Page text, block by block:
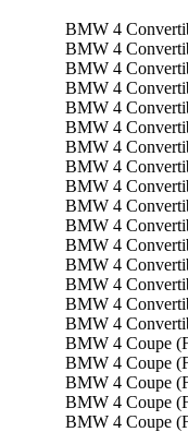
BMW 4
BMW 4
BMW 4
BMW 4
BMW 4
BMW 4
BMW 4
BMW 4
BMW 4
BMW 4
BMW 4
BMW 4
BMW 4
BMW 4
BMW 4
BMW 4
BMW 4 Coupe
BMW 4 Coupe
BMW 4 Coupe
BMW 4 Coupe
BMW 4 Coupe